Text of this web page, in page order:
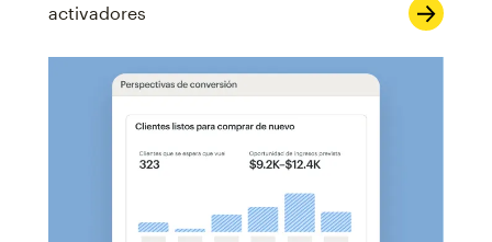
activadores